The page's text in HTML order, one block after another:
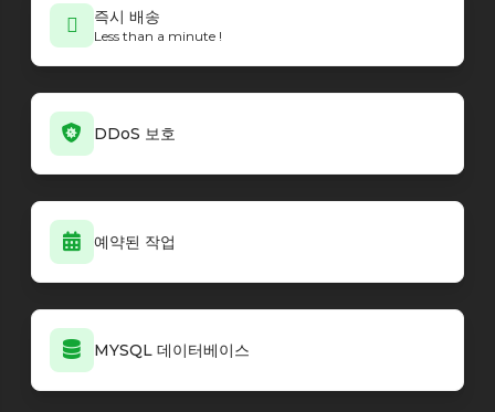
즉시 배송
Less than a minute !
DDoS 보호
예약된 작업
MYSQL 데이터베이스